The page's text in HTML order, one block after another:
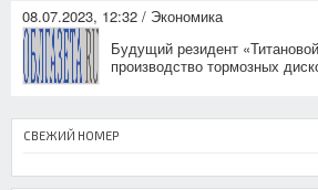
08.07.2023, 12:32 / Экономика
Будущий резидент
производство тормозных
СВЕЖИЙ НОМЕР